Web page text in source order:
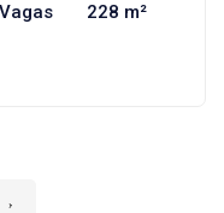
228 m²
›